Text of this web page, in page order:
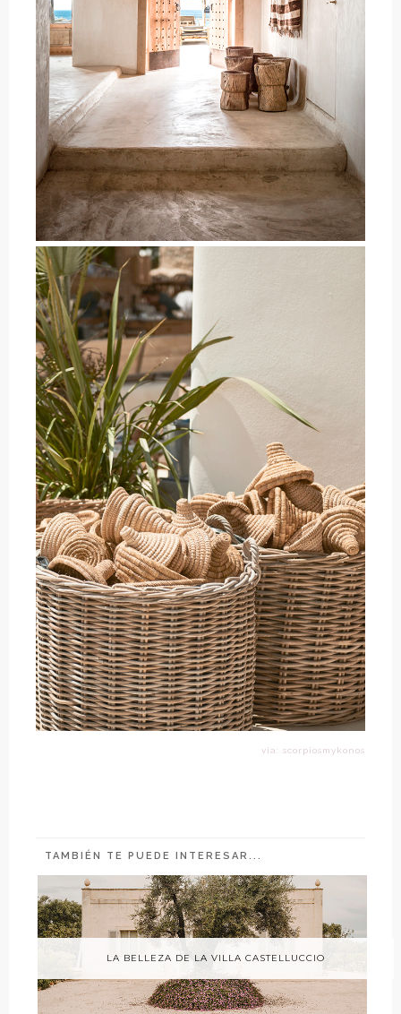
vía: scorpiosmykonos
TAMBIÉN TE PUEDE INTERESAR...
LA BELLEZA DE LA VILLA CASTELLUCCIO